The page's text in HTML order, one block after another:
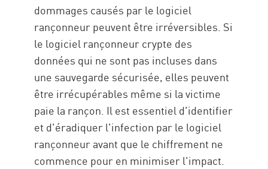
dommages causés par le logiciel
rançonneur peuvent être irréversibles. Si
le logiciel rançonneur crypte des
données qui ne sont pas incluses dans
une sauvegarde sécurisée, elles peuvent
être irrécupérables même si la victime
paie la rançon. Il est essentiel d'identifier
et d'éradiquer l'infection par le logiciel
rançonneur avant que le chiffrement ne
commence pour en minimiser l'impact.